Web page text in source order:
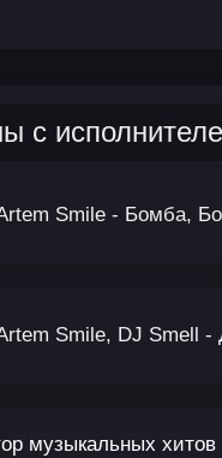
с
Smile - Бомба,
Smile, DJ Smell -
музыкальных хитов